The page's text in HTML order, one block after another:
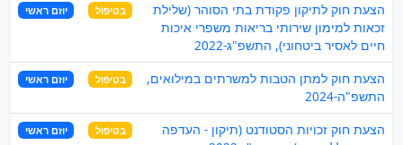
הצעת חוק לתיקון פקודת בתי הסוהר (שלילת
זכאות למימון שירותי בריאות משפרי איכות
חיים לאסיר ביטחוני), התשפ"ג-2022
בטיפול יוזם ראשי
הצעת חוק למתן הטבות למשרתים במילואים,
התשפ"ה-2024
בטיפול יוזם ראשי
הצעת חוק זכויות הסטודנט (תיקון - העדפה
בטיפול יוזם ראשי